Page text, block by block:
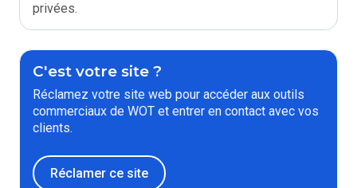
privées.
C'est votre site ?
Réclamez votre site web pour accéder aux outils
commerciaux de WOT et entrer en contact avec vos
clients.
Réclamer ce site